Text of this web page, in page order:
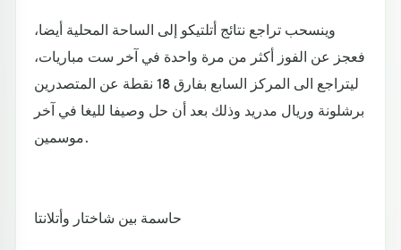
وينسحب تراجع نتائج أتلتيكو إلى الساحة المحلية أيضا،
فعجز عن الفوز أكثر من مرة واحدة في آخر ست مباريات،
ليتراجع الى المركز السابع بفارق 18 نقطة عن المتصدرين
برشلونة وريال مدريد وذلك بعد أن حل وصيفا لليغا في آخر
موسمين.
حاسمة بين شاختار وأتلانتا